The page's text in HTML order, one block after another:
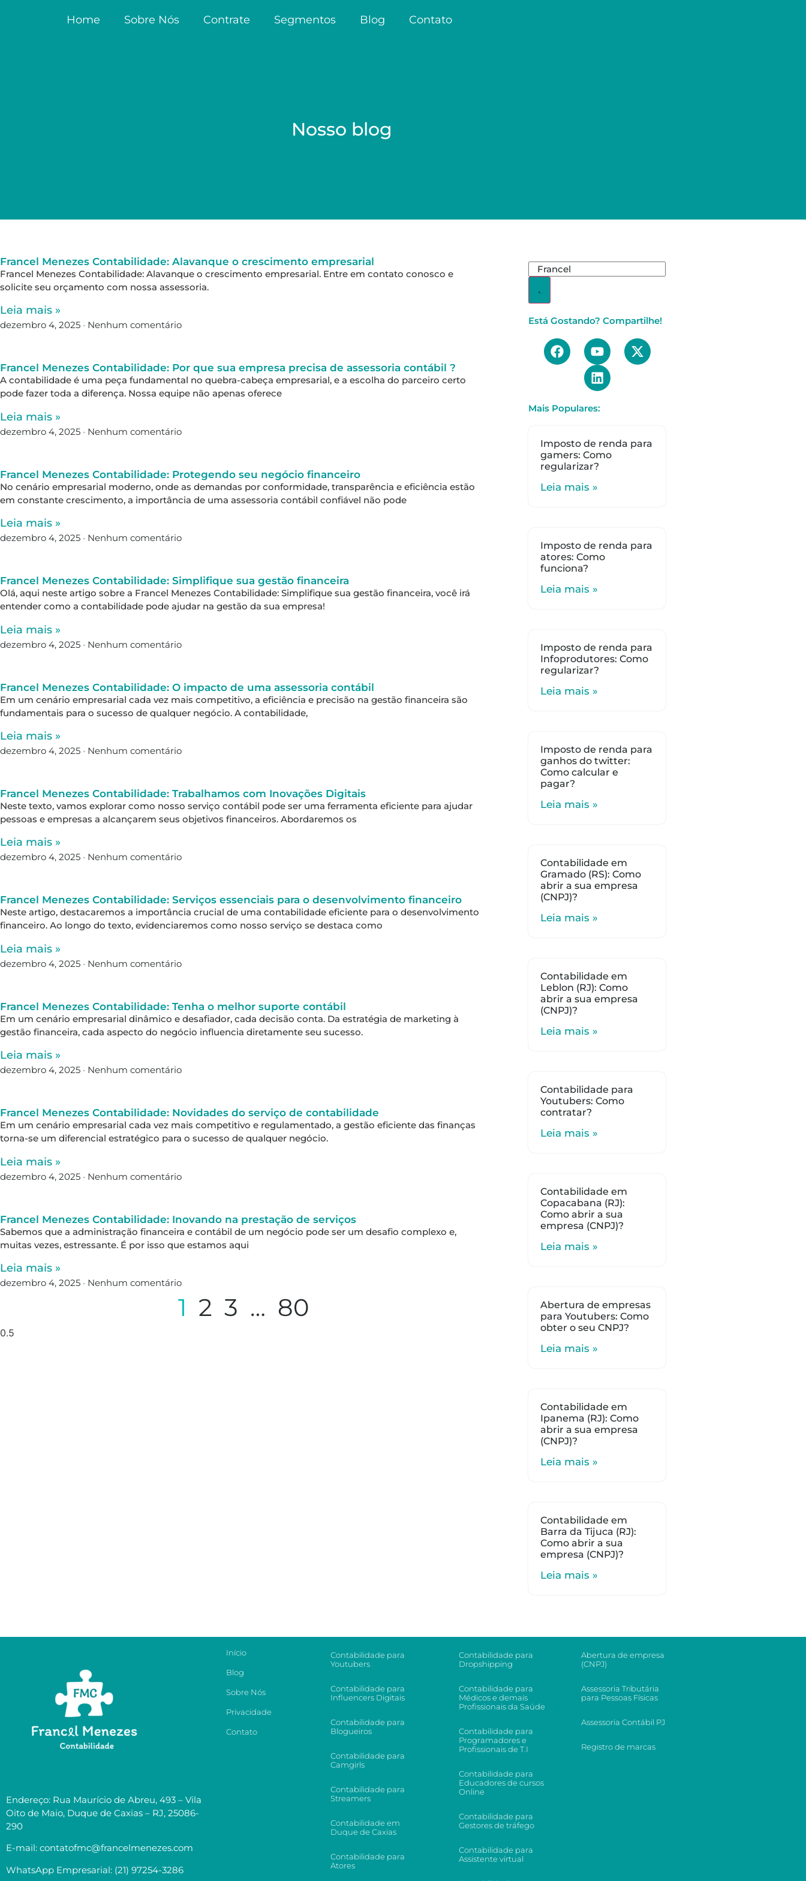
Home Sobre Nós Contrate Segmentos Blog Contato
Nosso blog
Francel Menezes Contabilidade: Alavanque o crescimento empresarial
Francel Menezes Contabilidade: Alavanque o crescimento empresarial. Entre em contato conosco e
solicite seu orçamento com nossa assessoria.
Leia mais »
dezembro 4, 2025 Nenhum comentário
Francel Menezes Contabilidade: Por que sua empresa precisa de assessoria contábil ?
A contabilidade é uma peça fundamental no quebra-cabeça empresarial, e a escolha do parceiro certo
pode fazer toda a diferença. Nossa equipe não apenas oferece
Leia mais »
dezembro 4, 2025 Nenhum comentário
Francel Menezes Contabilidade: Protegendo seu negócio financeiro
No cenário empresarial moderno, onde as demandas por conformidade, transparência e eficiência estão
em constante crescimento, a importância de uma assessoria contábil confiável não pode
Leia mais »
dezembro 4, 2025 Nenhum comentário
Francel Menezes Contabilidade: Simplifique sua gestão financeira
Olá, aqui neste artigo sobre a Francel Menezes Contabilidade: Simplifique sua gestão financeira, você irá
entender como a contabilidade pode ajudar na gestão da sua empresa!
Leia mais »
dezembro 4, 2025 Nenhum comentário
Francel Menezes Contabilidade: O impacto de uma assessoria contábil
Em um cenário empresarial cada vez mais competitivo, a eficiência e precisão na gestão financeira são
fundamentais para o sucesso de qualquer negócio. A contabilidade,
Leia mais »
dezembro 4, 2025 Nenhum comentário
Francel Menezes Contabilidade: Trabalhamos com Inovações Digitais
Neste texto, vamos explorar como nosso serviço contábil pode ser uma ferramenta eficiente para ajudar
pessoas e empresas a alcançarem seus objetivos financeiros. Abordaremos os
Leia mais »
dezembro 4, 2025 Nenhum comentário
Francel Menezes Contabilidade: Serviços essenciais para o desenvolvimento financeiro
Neste artigo, destacaremos a importância crucial de uma contabilidade eficiente para o desenvolvimento
financeiro. Ao longo do texto, evidenciaremos como nosso serviço se destaca como
Leia mais »
dezembro 4, 2025 Nenhum comentário
Francel Menezes Contabilidade: Tenha o melhor suporte contábil
Em um cenário empresarial dinâmico e desafiador, cada decisão conta. Da estratégia de marketing à
gestão financeira, cada aspecto do negócio influencia diretamente seu sucesso.
Leia mais »
dezembro 4, 2025 Nenhum comentário
Francel Menezes Contabilidade: Novidades do serviço de contabilidade
Em um cenário empresarial cada vez mais competitivo e regulamentado, a gestão eficiente das finanças
torna-se um diferencial estratégico para o sucesso de qualquer negócio.
Leia mais »
dezembro 4, 2025 Nenhum comentário
Francel Menezes Contabilidade: Inovando na prestação de serviços
Sabemos que a administração financeira e contábil de um negócio pode ser um desafio complexo e,
muitas vezes, estressante. É por isso que estamos aqui
Leia mais »
dezembro 4, 2025 Nenhum comentário
1 2 3 … 80
Está Gostando? Compartilhe!
Mais Populares:
Imposto de renda para
gamers: Como
regularizar?
Leia mais »
Imposto de renda para
atores: Como
funciona?
Leia mais »
Imposto de renda para
Infoprodutores: Como
regularizar?
Leia mais »
Imposto de renda para
ganhos do twitter:
Como calcular e
pagar?
Leia mais »
Contabilidade em
Gramado (RS): Como
abrir a sua empresa
(CNPJ)?
Leia mais »
Contabilidade em
Leblon (RJ): Como
abrir a sua empresa
(CNPJ)?
Leia mais »
Contabilidade para
Youtubers: Como
contratar?
Leia mais »
Contabilidade em
Copacabana (RJ):
Como abrir a sua
empresa (CNPJ)?
Leia mais »
Abertura de empresas
para Youtubers: Como
obter o seu CNPJ?
Leia mais »
Contabilidade em
Ipanema (RJ): Como
abrir a sua empresa
(CNPJ)?
Leia mais »
Contabilidade em
Barra da Tijuca (RJ):
Como abrir a sua
empresa (CNPJ)?
Leia mais »
Endereço: Rua Maurício de Abreu, 493 – Vila
Oito de Maio, Duque de Caxias – RJ, 25086-
290
E-mail: contatofmc@francelmenezes.com
WhatsApp Empresarial: (21) 97254-3286
Início
Blog
Sobre Nós
Privacidade
Contato
Contabilidade para
Youtubers
Contabilidade para
Influencers Digitais
Contabilidade para
Blogueiros
Contabilidade para
Camgirls
Contabilidade para
Streamers
Contabilidade em
Duque de Caxias
Contabilidade para
Atores
Contabilidade para
Dropshipping
Contabilidade para
Médicos e demais
Profissionais da Saúde
Contabilidade para
Programadores e
Profissionais de T.I
Contabilidade para
Educadores de cursos
Online
Contabilidade para
Gestores de tráfego
Contabilidade para
Assistente virtual
Abertura de empresa
(CNPJ)
Assessoria Tributária
para Pessoas Físicas
Assessoria Contábil PJ
Registro de marcas